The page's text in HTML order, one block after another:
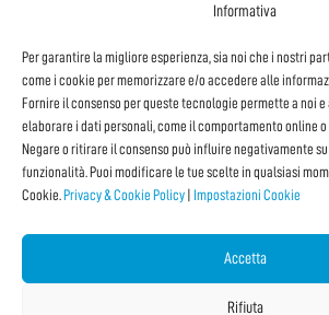
Informativa
Per garantire la migliore esperienza, sia noi che i nostri
come i cookie per memorizzare e/o accedere alle
Fornire il consenso per queste tecnologie permette a noi
elaborare i dati personali, come il comportamento online
Negare o ritirare il consenso può influire negativamente
funzionalità. Puoi modificare le tue scelte in qualsiasi
Cookie. Privacy & Cookie Policy Impostazioni Cookie
Accetta
Rifiuta
Iscriviti alla Newsletter
CONDIVIDI QUESTA
Facebook